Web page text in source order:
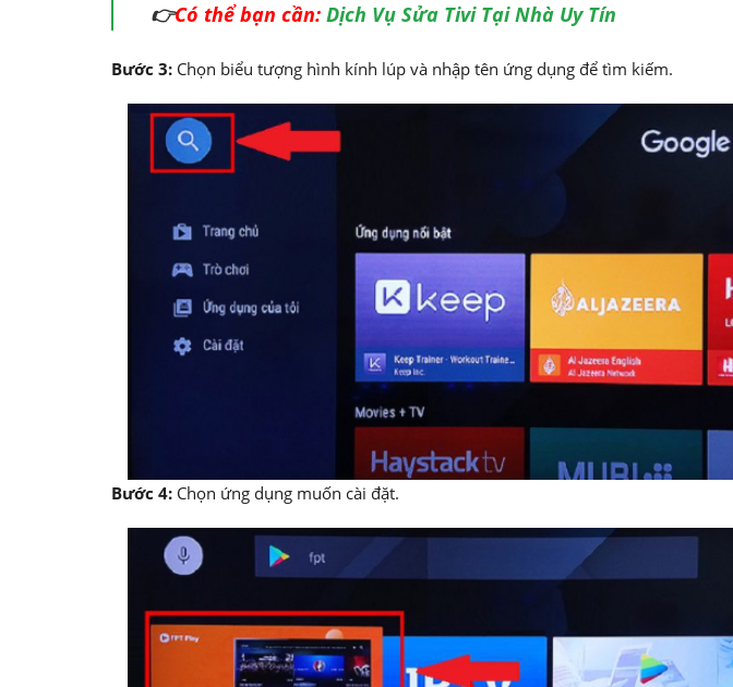
👉Có thể bạn cần: Dịch Vụ Sửa Tivi Tại Nhà Uy Tín
Bước 3: Chọn biểu tượng hình kính lúp và nhập tên ứng dụng để tìm kiếm.
Bước 4: Chọn ứng dụng muốn cài đặt.